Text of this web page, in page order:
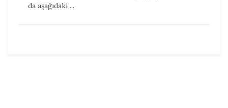
da aşağıdaki ...